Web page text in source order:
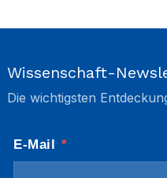
Wissenschaft-
Die wichtigsten